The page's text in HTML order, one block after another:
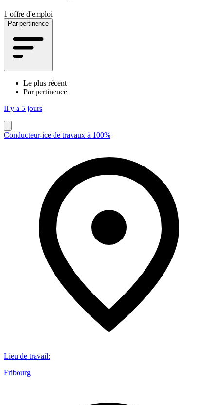
1 offre d'emploi
Par pertinence
Le plus récent
Par pertinence
Il y a 5 jours
Conducteur-ice de travaux à 100%
Lieu de travail:
Fribourg